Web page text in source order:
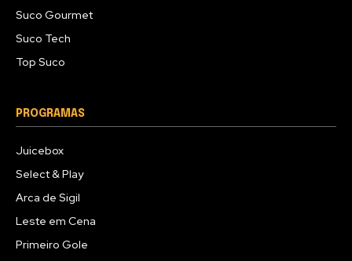
Suco Gourmet
Suco Tech
Top Suco
PROGRAMAS
Juicebox
Select & Play
Arca de Sigil
Leste em Cena
Primeiro Gole